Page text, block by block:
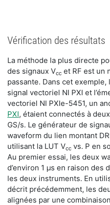
Vérification des résultats
La méthode la plus directe
des signaux Vcc et RF est un
passante. Dans cet
signal vectoriel NI PXI et
vectoriel NI PXIe-5451, un
PXI, étaient connectés à
GS/s. Le générateur de
waveform du lien montant
utilisant la LUT Vcc vs. P en
Au premier essai, les deux
d’environ 1 µs en raison des
les deux instruments. En
décrit précédemment, les
alignées par une